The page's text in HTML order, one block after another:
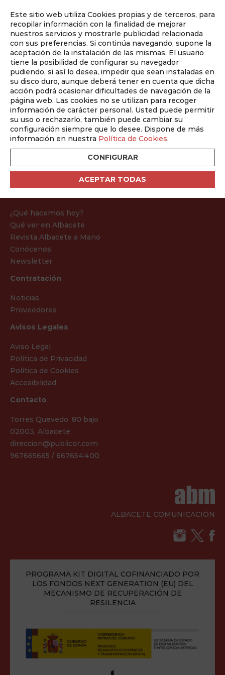
Este sitio web utiliza Cookies propias y de terceros, para
recopilar información con la finalidad de mejorar
nuestros servicios y mostrarle publicidad relacionada
con sus preferencias. Si continúa navegando, supone la
aceptación de la instalación de las mismas. El usuario
tiene la posibilidad de configurar su navegador
pudiendo, si así lo desea, impedir que sean instaladas en
su disco duro, aunque deberá tener en cuenta que dicha
acción podrá ocasionar dificultades de navegación de la
página web. Las cookies no se utilizan para recoger
información de carácter personal. Usted puede permitir
su uso o rechazarlo, también puede cambiar su
configuración siempre que lo desee. Dispone de más
información en nuestra Política de Cookies.
CONFIGURAR
ACEPTAR TODAS
Auditado por
Elementos
Inicio/ Elementos
¿Qué hacemos hoy?
Qué ver en Albacete
Revista Albacete a Mano
Conócenos
Newsletter
Contratación
Noticias
Proveedores
Avisos Legales
Aviso Legal
Política de Privacidad
Política de Cookies
Accesibilidad
Contacto
Torres Quevedo, 80 bajo
02003, Albacete
direccion@publicor.com
967665665 / 667654400
ALBACETE COMUNICACIÓN
PROGRAMA KIT DIGITAL COFINANCIADO POR
LOS FONDOS NEXT GENERATION (EU) DEL
MECANISMO DE RECUPERACIÓN DE
RESILENCIA